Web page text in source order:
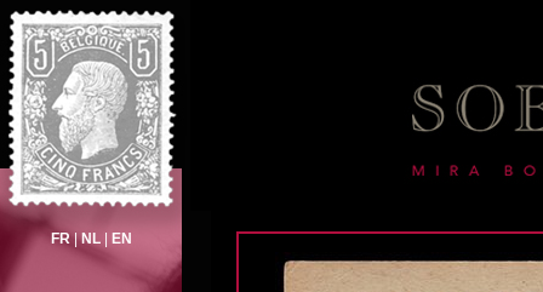
FR|NL| EN